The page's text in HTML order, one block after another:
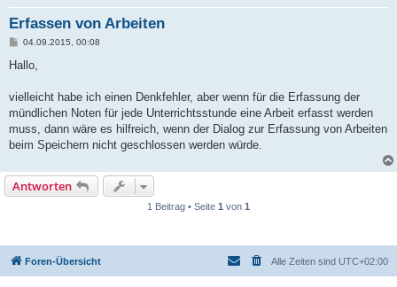
Erfassen von Arbeiten
B
i
a
04.09.2015, 00:08
Hallo,
vielleicht habe ich einen Denkfehler, aber wenn für die Erfassung der
mündlichen Noten für jede Unterrichtsstunde eine Arbeit erfasst werden
muss, dann wäre es hilfreich, wenn der Dialog zur Erfassung von Arbeiten
beim Speichern nicht geschlossen werden würde.
Antworten
1 Beitrag • Seite 1 von 1
Foren-Übersicht Alle Zeiten sind UTC+02:00